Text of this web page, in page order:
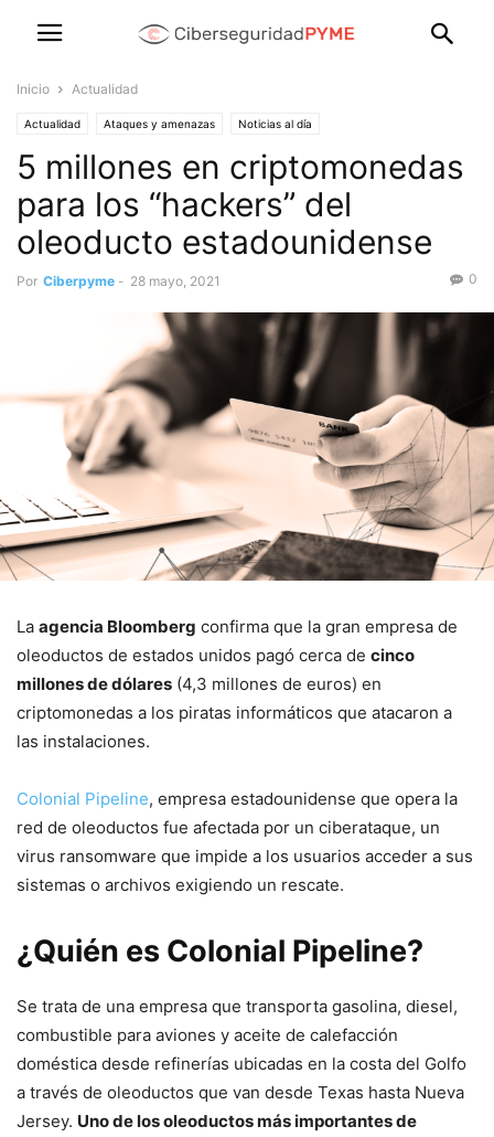
Inicio Actualidad
Actualidad Ataques y amenazas Noticias al día
5 millones en criptomonedas
para los “hackers” del
oleoducto estadounidense
Por Ciberpyme - 28 mayo, 2021 0
La agencia Bloomberg confirma que la gran empresa de
oleoductos de estados unidos pagó cerca de cinco
millones de dólares (4,3 millones de euros) en
criptomonedas a los piratas informáticos que atacaron a
las instalaciones.
Colonial Pipeline, empresa estadounidense que opera la
red de oleoductos fue afectada por un ciberataque, un
virus ransomware que impide a los usuarios acceder a sus
sistemas o archivos exigiendo un rescate.
¿Quién es Colonial Pipeline?
Se trata de una empresa que transporta gasolina, diesel,
combustible para aviones y aceite de calefacción
doméstica desde refinerías ubicadas en la costa del Golfo
a través de oleoductos que van desde Texas hasta Nueva
Jersey. Uno de los oleoductos más importantes de